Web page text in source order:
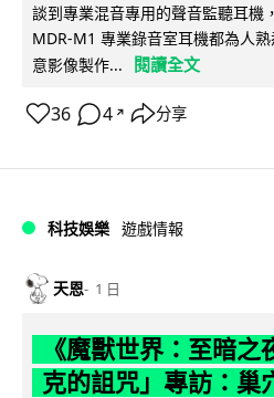
談到專業混音專用的聲音監聽耳機
MDR-M1 專業錄音室耳機都為人
意影像製作...
閱讀全文
36 4 ↗ 分享
科技娛樂 遊戲情報
天恩 1 日
《魔獸世界：至暗之
克的詛咒」專訪：巢